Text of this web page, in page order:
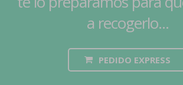
a recogerlo...
PEDIDO EXPRESS